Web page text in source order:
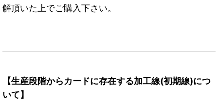
解頂いた上でご購入下さい。
【生産段階からカードに存在する加工線(初期線)につ
いて】